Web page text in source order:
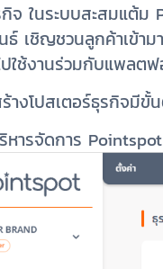
จ ในระบบสะสมแต้ม
ธ์ เชิญชวนลูกค้าเข้า
ปใช้งานร่วมกับแพลต
ร้างโปสเตอร์ธุรกิจมี
ริหารจัดการ